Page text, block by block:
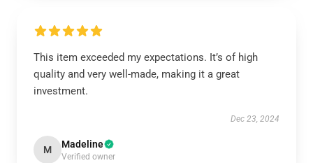
This item exceeded my expectations. It’s of high
quality and very well-made, making it a great
investment.
Dec 23, 2024
M Madeline
Verified owner